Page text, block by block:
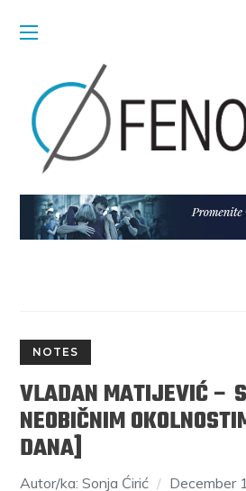
NOTES
VLADAN MATIJEVIĆ –
NEOBIČNIM
DANA]
Autor/ka: Sonja Ćirić December